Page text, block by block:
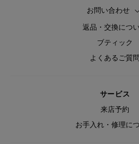
お問い合わせ
返品・交換につ
ブティック
よくあるご質問
サービス
来店予約
お手入れ・修理に